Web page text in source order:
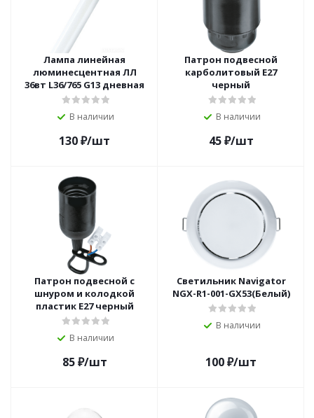
Лампа линейная
люминесцентная ЛЛ
36вт L36/765 G13 дневная
В наличии
130₽/шт
Патрон подвесной
карболитовый Е27
черный
В наличии
45₽/шт
Патрон подвесной с
шнуром и колодкой
пластик Е27 черный
В наличии
85₽/шт
Светильник Navigator
NGX-R1-001-GX53(Белый)
В наличии
100₽/шт